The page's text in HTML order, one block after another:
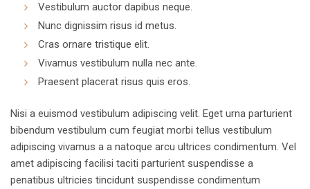
Vestibulum auctor dapibus neque.
Nunc dignissim risus id metus.
Cras ornare tristique elit.
Vivamus vestibulum nulla nec ante.
Praesent placerat risus quis eros.
Nisi a euismod vestibulum adipiscing velit. Eget urna parturient
bibendum vestibulum cum feugiat morbi tellus vestibulum
adipiscing vivamus a a natoque arcu ultrices condimentum. Vel
amet adipiscing facilisi taciti parturient suspendisse a
penatibus ultricies tincidunt suspendisse condimentum